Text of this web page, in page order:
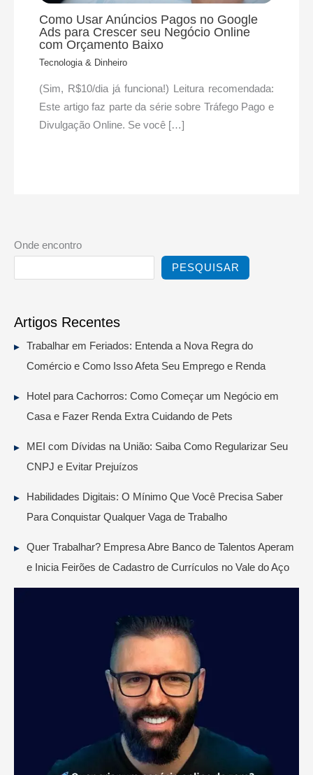
Como Usar Anúncios Pagos no Google
Ads para Crescer seu Negócio Online
com Orçamento Baixo
Tecnologia & Dinheiro
(Sim, R$10/dia já funciona!) Leitura recomendada:
Este artigo faz parte da série sobre Tráfego Pago e
Divulgação Online. Se você […]
Onde encontro
PESQUISAR
Artigos Recentes
Trabalhar em Feriados: Entenda a Nova Regra do
Comércio e Como Isso Afeta Seu Emprego e Renda
Hotel para Cachorros: Como Começar um Negócio em
Casa e Fazer Renda Extra Cuidando de Pets
MEI com Dívidas na União: Saiba Como Regularizar Seu
CNPJ e Evitar Prejuízos
Habilidades Digitais: O Mínimo Que Você Precisa Saber
Para Conquistar Qualquer Vaga de Trabalho
Quer Trabalhar? Empresa Abre Banco de Talentos Aperam
e Inicia Feirões de Cadastro de Currículos no Vale do Aço